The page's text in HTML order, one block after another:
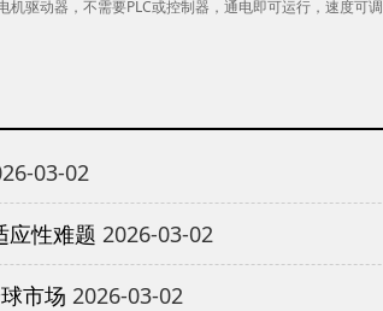
机驱动器，不需要PLC或控制器，通电即可运行，速度可调
03-02
应性难题 2026-03-02
市场 2026-03-02